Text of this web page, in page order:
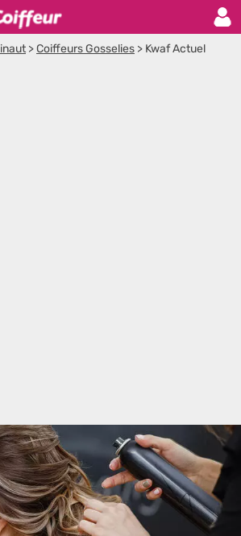
>Coiffeurs Gosselies > Kwaf Actuel